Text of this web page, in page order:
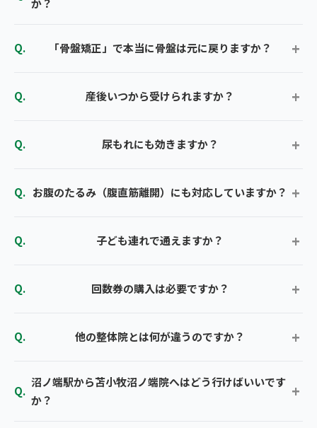
「骨盤矯正」で本当に骨盤は元に戻りますか？
産後いつから受けられますか？
尿もれにも効きますか？
お腹のたるみ（腹直筋離開）にも対応していますか？
子ども連れで通えますか？
回数券の購入は必要ですか？
他の整体院とは何が違うのですか？
沼ノ端駅から苫小牧沼ノ端院へはどう行けばいいです
か？